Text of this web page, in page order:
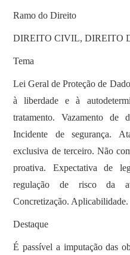
Ramo do Direito
DIREITO CIVIL, DIREITO
Tema
Lei Geral de Proteção de
à liberdade e à
tratamento. Vazamento de
Incidente de segurança.
exclusiva de terceiro. Não
proativa. Expectativa de
regulação de risco da
Concretização. Aplicabilidade.
Destaque
É passível a imputação das